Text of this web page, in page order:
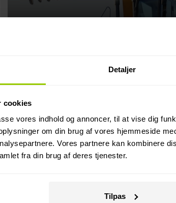
Detaljer
cookies
vores indhold og annoncer, til at vise dig
om din brug af vores hjemmeside
Vores partnere kan kombinere
fra din brug af deres tjenester.
Tilpas